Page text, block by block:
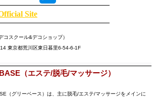
Site
コスクール&デコショップ）
東京都荒川区東日暮里6-54-6-1F
（エステ/脱毛/マッサージ）
（グリーベース）は、主に脱毛/エステ/マッサージをメインに